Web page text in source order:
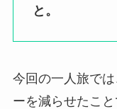
と。
今回の一人旅で
ーを減らせたこ